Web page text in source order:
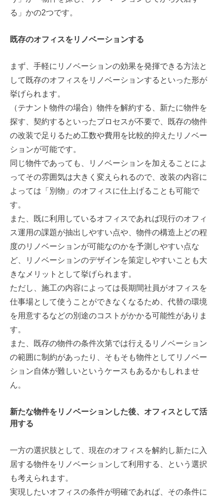
る」かの2つです。
既存のオフィスをリノベーションする
まず、手軽にリノベーションの効果を発揮できる方法と
して既存のオフィスをリノベーションするといった形が
挙げられます。
（テナント物件の場合）物件を解約する、新たに物件を
探す、契約するといったプロセスが不要で、既存の物件
の改装で足りるため工数や費用を比較的抑えたリノベー
ションが可能です。
同じ物件であっても、リノベーションを加えることによ
ってその雰囲気は大きく変えられるので、改装の内容に
よっては「別物」のオフィスに仕上げることも可能で
す。
また、既に利用しているオフィスであれば現行のオフィ
ス運用の課題が抽出しやすい点や、物件の構造上どの程
度のリノベーションが可能なのかを予測しやすい点な
ど、リノベーションのデザインを策定しやすいことも大
きなメリットとして挙げられます。
ただし、施工の内容によっては長期間社員がオフィスを
仕事場として使うことができなくなるため、代替の環境
を用意するなどの別途のコストがかかる可能性がありま
す。
また、既存の物件の条件次第では行えるリノベーション
の範囲に制約があったり、そもそも物件としてリノベー
ション自体が難しいというケースもあるかもしれませ
ん。
新たな物件をリノベーションした後、オフィスとして活
用する
一方の選択肢として、現在のオフィスを解約し新たに入
居する物件をリノベーションして利用する、という選択
も考えられます。
実現したいオフィスの条件が明確であれば、その条件に